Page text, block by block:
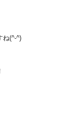
ね(^-^)